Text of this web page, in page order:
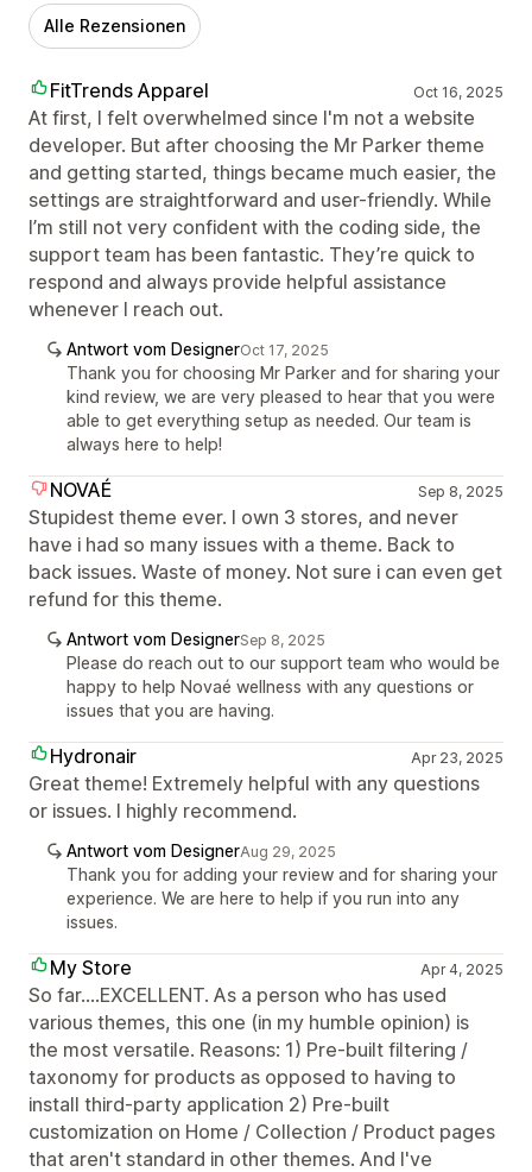
Alle Rezensionen
FitTrends Apparel Oct 16, 2025
At first, I felt overwhelmed since I'm not a website
developer. But after choosing the Mr Parker theme
and getting started, things became much easier, the
settings are straightforward and user-friendly. While
I’m still not very confident with the coding side, the
support team has been fantastic. They’re quick to
respond and always provide helpful assistance
whenever I reach out.
Antwort vom DesignerOct 17, 2025
Thank you for choosing Mr Parker and for sharing your
kind review, we are very pleased to hear that you were
able to get everything setup as needed. Our team is
always here to help!
NOVAÉ Sep 8, 2025
Stupidest theme ever. I own 3 stores, and never
have i had so many issues with a theme. Back to
back issues. Waste of money. Not sure i can even get
refund for this theme.
Antwort vom DesignerSep 8, 2025
Please do reach out to our support team who would be
happy to help Novaé wellness with any questions or
issues that you are having.
Hydronair Apr 23, 2025
Great theme! Extremely helpful with any questions
or issues. I highly recommend.
Antwort vom DesignerAug 29, 2025
Thank you for adding your review and for sharing your
experience. We are here to help if you run into any
issues.
My Store Apr 4, 2025
So far....EXCELLENT. As a person who has used
various themes, this one (in my humble opinion) is
the most versatile. Reasons: 1) Pre-built filtering /
taxonomy for products as opposed to having to
install third-party application 2) Pre-built
customization on Home / Collection / Product pages
that aren't standard in other themes. And I've